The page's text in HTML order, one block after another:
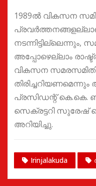
1989ൽ വികസന
അപ്പോഴെല്ലാം
വികസന
പ്രസിഡന്റ് കെ.കെ.
സെക്രട്ടറി സുരേഷ്
അറിയിച്ചു.
Irinjalakuda